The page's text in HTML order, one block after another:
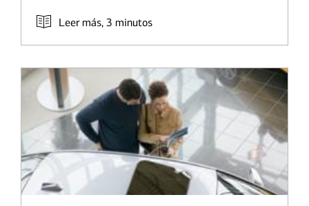
Leer más, 3 minutos